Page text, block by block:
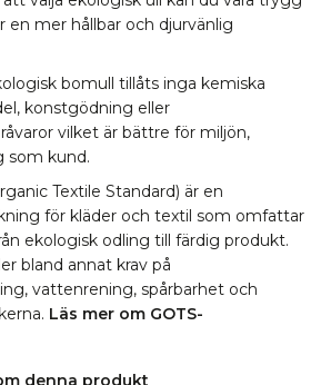
en mer hållbar och djurvänlig
bomull tillåts inga kemiska
konstgödning eller
vilket är bättre för miljön,
som kund.
Textile Standard) är en
för kläder och textil som omfattar
ekologisk odling till färdig produkt.
bland annat krav på
vattenrening, spårbarhet och
Läs mer om GOTS-
denna produkt